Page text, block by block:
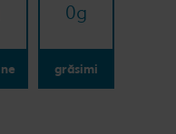
0g
grăsimi